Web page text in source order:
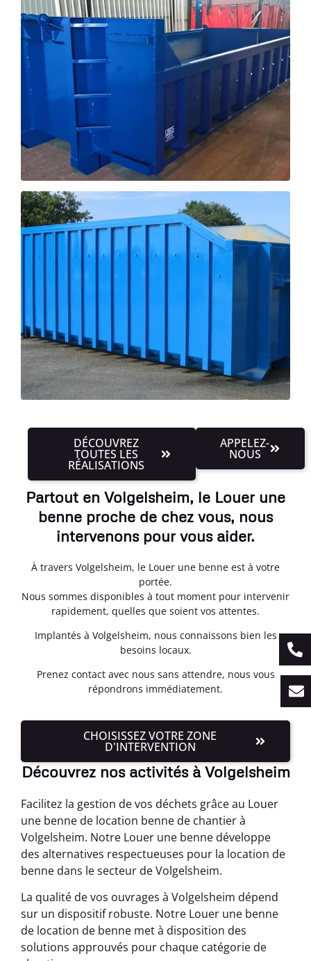
DÉCOUVREZ
TOUTES LES
RÉALISATIONS
APPELEZ-
NOUS
Partout en Volgelsheim, le Louer une
benne proche de chez vous, nous
intervenons pour vous aider.
À travers Volgelsheim, le Louer une benne est à votre
portée.
Nous sommes disponibles à tout moment pour intervenir
rapidement, quelles que soient vos attentes.
Implantés à Volgelsheim, nous connaissons bien les
besoins locaux.
Prenez contact avec nous sans attendre, nous vous
répondrons immédiatement.
CHOISISSEZ VOTRE ZONE
D'INTERVENTION
Découvrez nos activités à Volgelsheim
Facilitez la gestion de vos déchets grâce au Louer
une benne de location benne de chantier à
Volgelsheim. Notre Louer une benne développe
des alternatives respectueuses pour la location de
benne dans le secteur de Volgelsheim.
La qualité de vos ouvrages à Volgelsheim dépend
sur un dispositif robuste. Notre Louer une benne
de location de benne met à disposition des
solutions approuvés pour chaque catégorie de